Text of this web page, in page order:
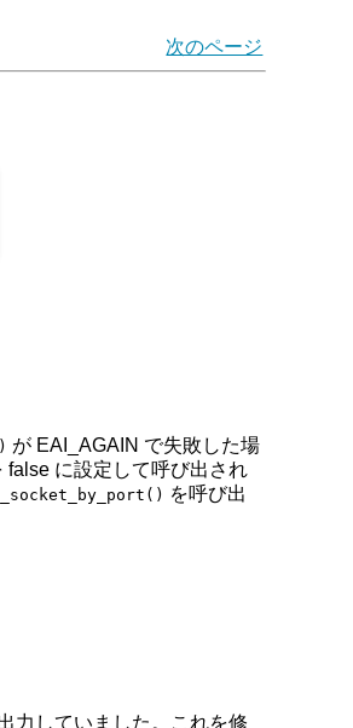
次のページ
が EAI_AGAIN で失敗した場
false に設定して呼び出され
を呼び出
力していました。これを修